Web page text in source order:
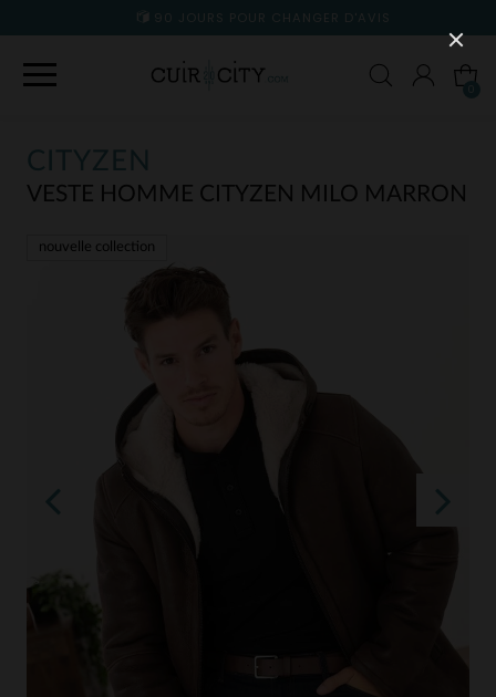
90 JOURS POUR CHANGER D'AVIS
CITYZEN
VESTE HOMME CITYZEN MILO MARRON
nouvelle collection